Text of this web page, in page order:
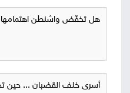
هل تخفّض واشنطن اهتمامها
أسرى خلف القضبان ...